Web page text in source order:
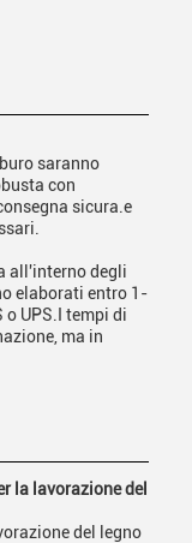
saranno
con
sicura.e
all'interno degli
elaborati entro 1-
UPS.I tempi di
ma in
la lavorazione del
del legno